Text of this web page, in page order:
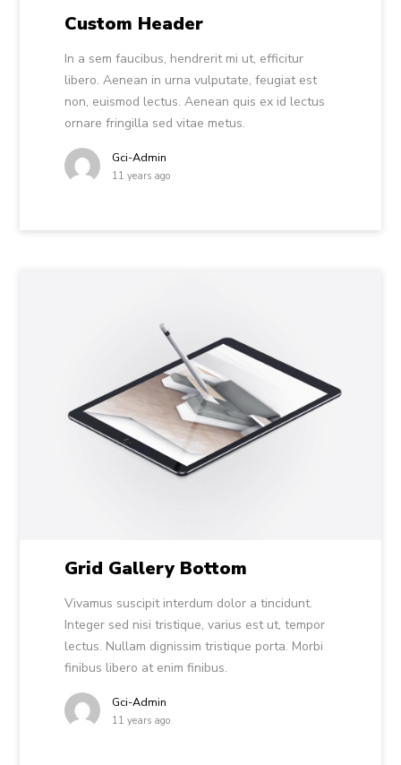
Custom Header
In a sem faucibus, hendrerit mi ut, efficitur
libero. Aenean in urna vulputate, feugiat est
non, euismod lectus. Aenean quis ex id lectus
ornare fringilla sed vitae metus.
Gci-Admin
11 years ago
Grid Gallery Bottom
Vivamus suscipit interdum dolor a tincidunt.
Integer sed nisi tristique, varius est ut, tempor
lectus. Nullam dignissim tristique porta. Morbi
finibus libero at enim finibus.
Gci-Admin
11 years ago